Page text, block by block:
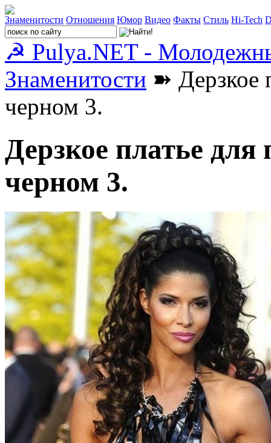
Знаменитости Отношения Юмор Видео Факты Стиль Hi-Tech
☭ Pulya.NET -
Знаменитости ➽ Дерзкое
черном 3.
Дерзкое платье
черном 3.